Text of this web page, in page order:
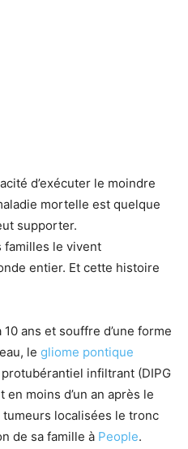
d’exécuter le moindre
mortelle est quelque
supporter.
familles le vivent
entier. Et cette histoire
ans et souffre d’une forme
le gliome pontique
infiltrant (DIPG
moins d’un an après le
localisées le tronc
de sa famille à People.